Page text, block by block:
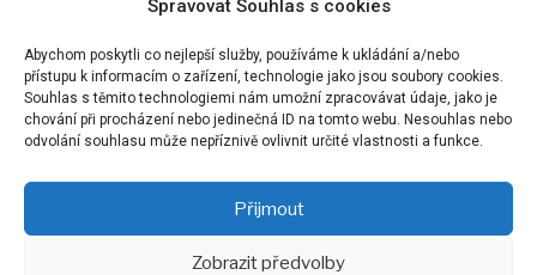
Spravovat Souhlas s cookies
Abychom poskytli co nejlepší služby, používáme k ukládání a/nebo
přístupu k informacím o zařízení, technologie jako jsou soubory cookies.
Souhlas s těmito technologiemi nám umožní zpracovávat údaje, jako je
chování při procházení nebo jedinečná ID na tomto webu. Nesouhlas nebo
odvolání souhlasu může nepříznivě ovlivnit určité vlastnosti a funkce.
Přijmout
Zobrazit předvolby